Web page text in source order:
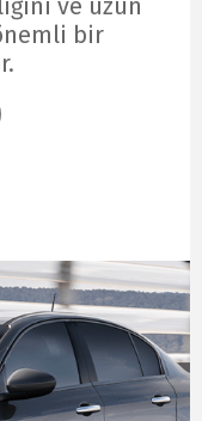
bir